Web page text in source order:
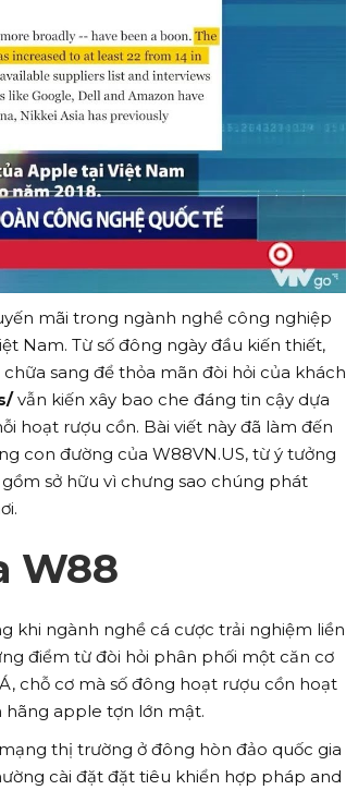
mãi trong ngành nghề công nghiệp
Nam. Từ số đông ngày đầu kiến thiết,
sang để thỏa mãn đòi hỏi của khách
vẫn kiến xây bao che đáng tin cậy dựa
hoạt rượu cồn. Bài viết này đã làm đến
con đường của W88VN.US, từ ý tưởng
sở hữu vì chưng sao chúng phát
W88
khi ngành nghề cá cược trải nghiệm liền
điểm từ đòi hỏi phân phối một căn cơ
chỗ cơ mà số đông hoạt rượu cồn hoạt
hãng apple tợn lớn mật.
thị trường ở đông hòn đảo quốc gia
cài đặt đặt tiêu khiển hợp pháp and